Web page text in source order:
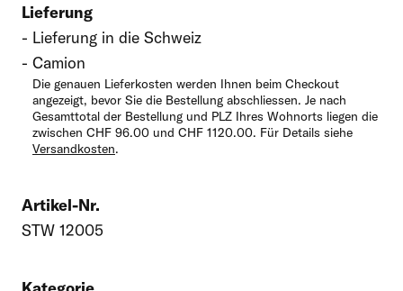
Lieferung
Lieferung in die Schweiz
Camion
Die genauen Lieferkosten werden Ihnen beim Checkout
angezeigt, bevor Sie die Bestellung abschliessen. Je nach
Gesamttotal der Bestellung und PLZ Ihres Wohnorts liegen die
zwischen CHF 96.00 und CHF 1120.00. Für Details siehe
Versandkosten.
Artikel-Nr.
STW 12005